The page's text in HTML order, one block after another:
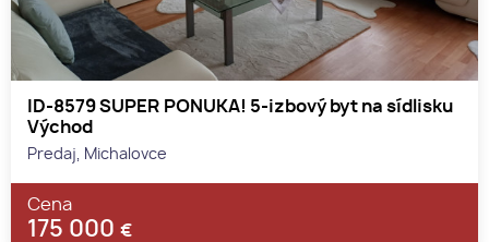
ID-8579 SUPER PONUKA! 5-izbový byt na sídlisku
Východ
Predaj, Michalovce
Cena
175 000 €